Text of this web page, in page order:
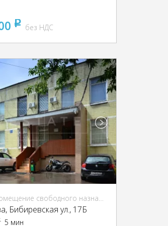
pуббез НДС
Инвестиции в помещение свободного назначения (ПСН)
Бибиревская ул., 17Б
5 мин